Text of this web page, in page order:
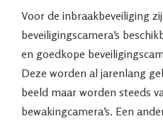
Voor de inbraakbeveiliging
beveiligingscamera’s
en goedkope
Deze worden al jarenlang
beeld maar worden steeds
bewakingcamera’s. Een